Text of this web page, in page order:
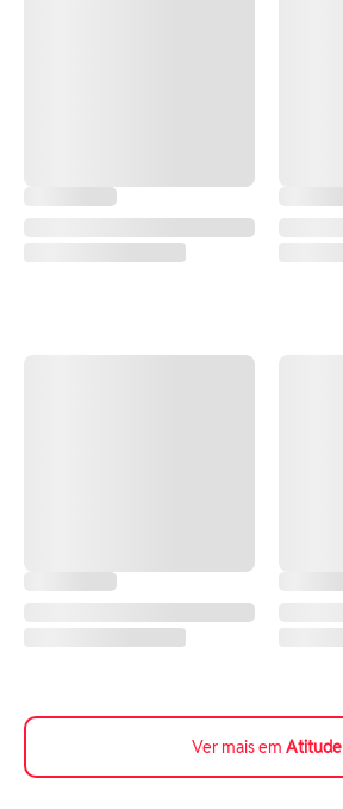
Ver mais em Atitude